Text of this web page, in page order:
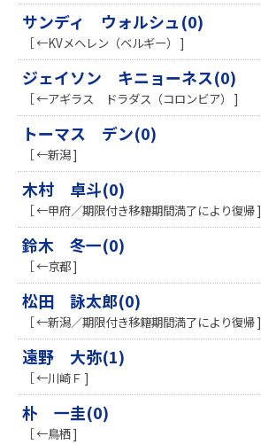
サンディ ウォルシュ(0)
［ ←KVメヘレン（ベルギー） ]
ジェイソン キニョーネス(0)
［ ←アギラス ドラダス（コロンビア） ]
トーマス デン(0)
［ ←新潟 ]
木村 卓斗(0)
［ ←甲府／期限付き移籍期間満了により復帰 ]
鈴木 冬一(0)
［ ←京都 ]
松田 詠太郎(0)
［ ←新潟／期限付き移籍期間満了により復帰 ]
遠野 大弥(1)
［ ←川崎Ｆ ]
朴 一圭(0)
［ ←鳥栖 ]